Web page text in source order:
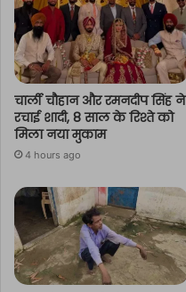
चार्ली चौहान और रमनदीप सिंह ने
रचाई शादी, 8 साल के रिश्ते को
मिला नया मुकाम
4 hours ago